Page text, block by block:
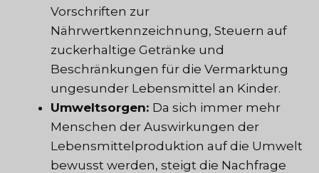
Vorschriften zur
Nährwertkennzeichnung, Steuern auf
zuckerhaltige Getränke und
Beschränkungen für die Vermarktung
ungesunder Lebensmittel an Kinder.
Umweltsorgen: Da sich immer mehr
Menschen der Auswirkungen der
Lebensmittelproduktion auf die Umwelt
bewusst werden, steigt die Nachfrage